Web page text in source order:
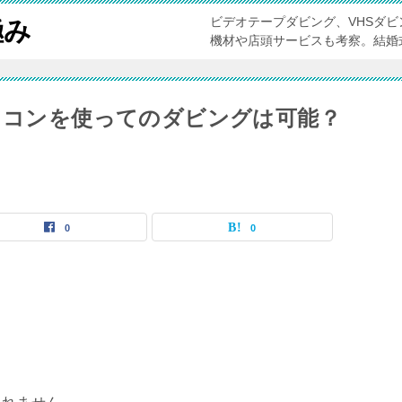
ビデオテープダビング、VHSダ
機材や店頭サービスも考察。結婚
ンを使ってのダビングは可能？
0 0